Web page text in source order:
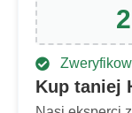
Kup taniej